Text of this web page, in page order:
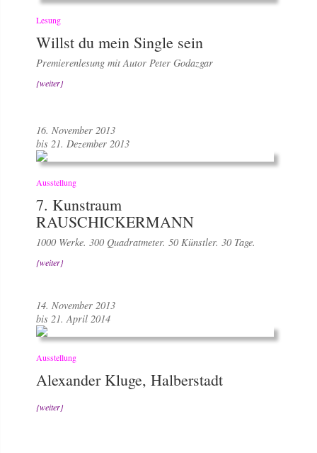
Lesung
Willst du mein Single sein
Premierenlesung mit Autor Peter Godazgar
{weiter}
16. November 2013
bis 21. Dezember 2013
Ausstellung
7. Kunstraum
RAUSCHICKERMANN
1000 Werke. 300 Quadratmeter. 50 Künstler. 30 Tage.
{weiter}
14. November 2013
bis 21. April 2014
Ausstellung
Alexander Kluge, Halberstadt
{weiter}